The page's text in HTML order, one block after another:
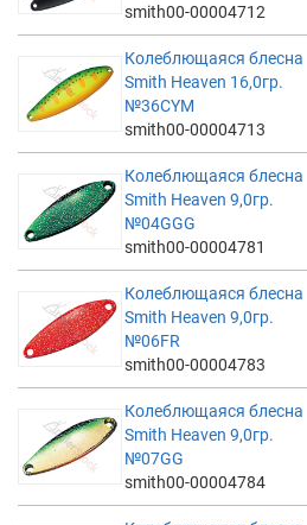
smith00-00004712
Колеблющаяся блесна
Smith Heaven 16,0гр.
№36CYM
smith00-00004713
Колеблющаяся блесна
Smith Heaven 9,0гр.
№04GGG
smith00-00004781
Колеблющаяся блесна
Smith Heaven 9,0гр.
№06FR
smith00-00004783
Колеблющаяся блесна
Smith Heaven 9,0гр.
№07GG
smith00-00004784